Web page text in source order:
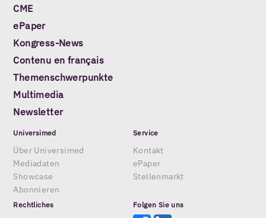
CME
ePaper
Kongress-News
Contenu en français
Themenschwerpunkte
Multimedia
Newsletter
Universimed
Über Universimed
Mediadaten
Showcase
Abonnieren
Service
Kontakt
ePaper
Stellenmarkt
Rechtliches Folgen Sie uns